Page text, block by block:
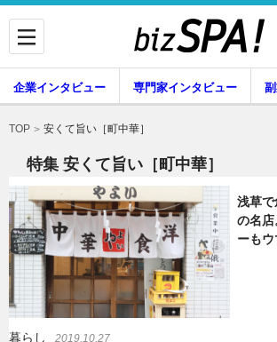
企業インタビュー 専門
企業インタビュー 専門家インタビュー
暮らし エンタメ
TOP 安くて旨い［町中華］
特集 安くて旨い［町中華］
浅草
の名店
ーも
暮らし 2019.10.27